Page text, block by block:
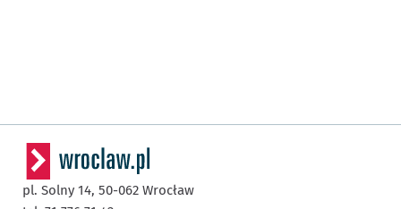
pl. Solny 14, 50-062 Wrocław